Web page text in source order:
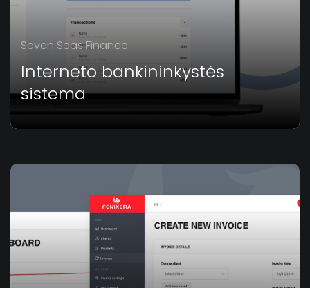
Seven Seas Finance
Interneto bankininkystės
sistema